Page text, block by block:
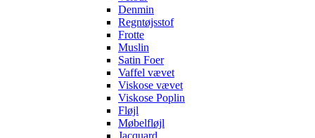
Denmin
Regntøjsstof
Frotte
Muslin
Satin Foer
Vaffel vævet
Viskose vævet
Viskose Poplin
Fløjl
Møbelfløjl
Jacquard